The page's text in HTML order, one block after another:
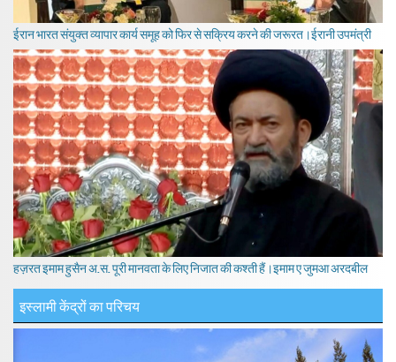
ईरान भारत संयुक्त व्यापार कार्य समूह को फिर से सक्रिय करने की जरूरत।ईरानी उपमंत्री
हज़रत इमाम हुसैन अ.स. पूरी मानवता के लिए निजात की कश्ती हैं।इमाम ए जुमआ अरदबील
इस्लामी केंद्रों का परिचय